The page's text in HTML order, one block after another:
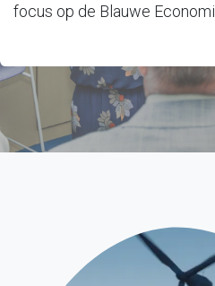
focus op de Blauwe